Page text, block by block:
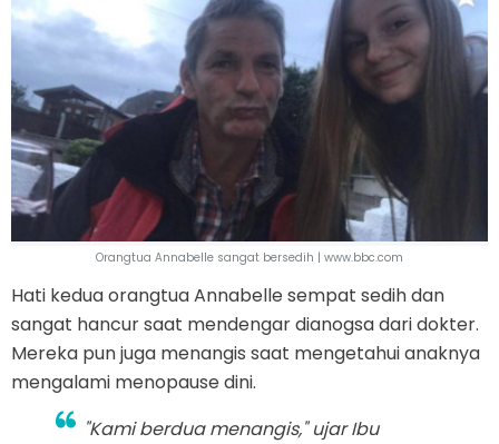
Orangtua Annabelle sangat bersedih | www.bbc.com
Hati kedua orangtua Annabelle sempat sedih dan
sangat hancur saat mendengar dianogsa dari dokter.
Mereka pun juga menangis saat mengetahui anaknya
mengalami menopause dini.
"Kami berdua menangis," ujar Ibu